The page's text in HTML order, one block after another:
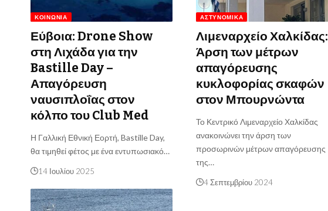
ΚΟΙΝΩΝΊΑ
Εύβοια: Drone Show
στη Λιχάδα για την
Bastille Day –
Απαγόρευση
ναυσιπλοΐας στον
κόλπο του Club Med
Η Γαλλική Εθνική Εορτή, Bastille Day,
θα τιμηθεί φέτος με ένα εντυπωσιακό…
14 Ιουλίου 2025
ΑΣΤΥΝΟΜΙΚΆ
Λιμεναρχείο Χαλκίδας:
Άρση των μέτρων
απαγόρευσης
κυκλοφορίας σκαφών
στον Μπουρνώντα
Το Κεντρικό Λιμεναρχείο Χαλκίδας
ανακοινώνει την άρση των
προσωρινών μέτρων απαγόρευσης
της…
4 Σεπτεμβρίου 2024